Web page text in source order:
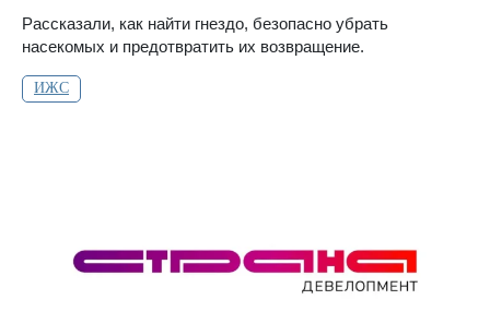
Рассказали, как найти гнездо, безопасно убрать
насекомых и предотвратить их возвращение.
ИЖС